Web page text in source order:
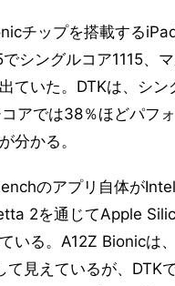
チップを搭載する
シングルコア1115、
ていた。DTKは、シン
アでは38％ほどパフ
分かる。
のアプリ自体が
2を通じてApple
いる。A12Z Bionicは
て見えているが、DTK